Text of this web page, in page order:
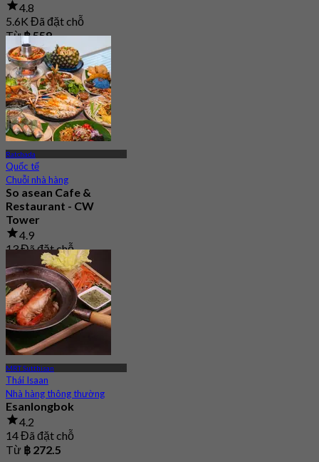
4.8
5.6K Đã đặt chỗ
Từ฿ 559
Ratchada
Quốc tế
Chuỗi nhà hàng
So asean Cafe &
Restaurant - CW
Tower
4.9
13 Đã đặt chỗ
Từ฿ 245
MRT Sutthisan
Thái Isaan
Nhà hàng thông thường
Esanlongbok
4.2
14 Đã đặt chỗ
Từ ฿ 272.5